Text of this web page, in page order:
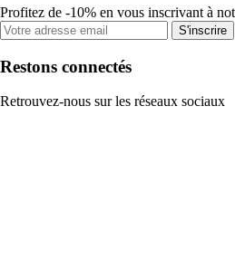
Profitez de -10% en vous inscrivant à
S'inscrire
Restons connectés
Retrouvez-nous sur les réseaux sociaux